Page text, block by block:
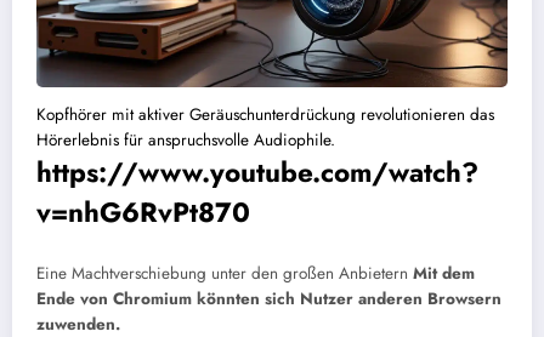
Kopfhörer mit aktiver Geräuschunterdrückung revolutionieren das
Hörerlebnis für anspruchsvolle Audiophile.
https://www.youtube.com/watch?
v=nhG6RvPt870
Eine Machtverschiebung unter den großen Anbietern Mit dem
Ende von Chromium könnten sich Nutzer anderen Browsern
zuwenden.